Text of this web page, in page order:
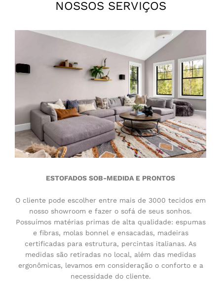
NOSSOS SERVIÇOS
ESTOFADOS SOB-MEDIDA E PRONTOS
O cliente pode escolher entre mais de 3000 tecidos em
nosso showroom e fazer o sofá de seus sonhos.
Possuímos matérias primas de alta qualidade: espumas
e fibras, molas bonnel e ensacadas, madeiras
certificadas para estrutura, percintas italianas. As
medidas são retiradas no local, além das medidas
ergonômicas, levamos em consideração o conforto e a
necessidade do cliente.